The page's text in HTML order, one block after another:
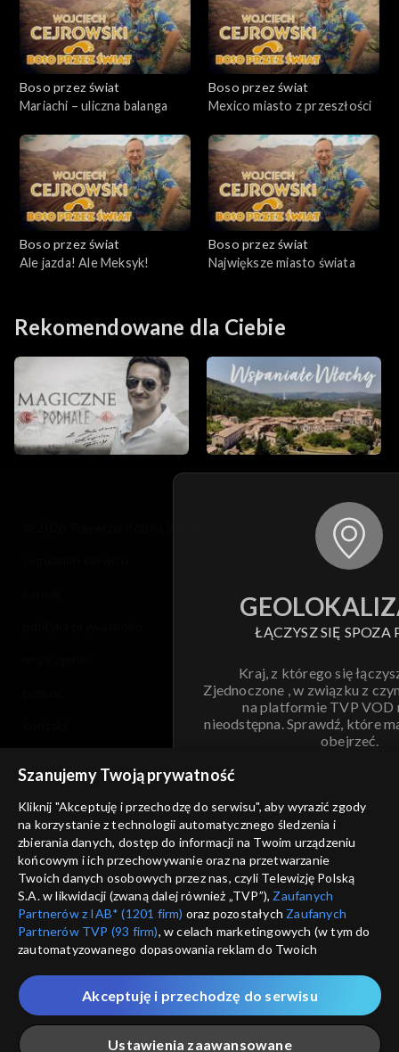
Boso przez świat
Mariachi – uliczna balanga
Boso przez świat
Mexico miasto z przeszłości
Boso przez świat
Ale jazda! Ale Meksyk!
Boso przez świat
Największe miasto świata
Rekomendowane dla Ciebie
ŁĄCZYSZ SIĘ SPOZA
Kraj, z którego się
Zjednoczone , w związku z
na platformie TVP VOD
nieodstępna. Sprawdź, które
obejrzeć.
ANULUJ
informacje o dostawcy usług
Szanujemy Twoją prywatność
Kliknij "Akceptuję i przechodzę do serwisu", aby wyrazić zgody
na korzystanie z technologii automatycznego śledzenia i
zbierania danych, dostęp do informacji na Twoim urządzeniu
końcowym i ich przechowywanie oraz na przetwarzanie
Twoich danych osobowych przez nas, czyli Telewizję Polską
S.A. w likwidacji (zwaną dalej również „TVP”), Zaufanych
Partnerów z IAB* (1201 firm) oraz pozostałych Zaufanych
Partnerów TVP (93 firm), w celach marketingowych (w tym do
zautomatyzowanego dopasowania reklam do Twoich
które wskazujemy poniżej, a także zgody na udostępnianie
przez nas identyfikatora PPID do Google.
Twoje dane osobowe zbierane podczas odwiedzania przez
Ciebie naszych
poszczególnych serwisówzwanych dalej
Ustawienia zaawansowane
Akceptuję i przechodzę do serwisu